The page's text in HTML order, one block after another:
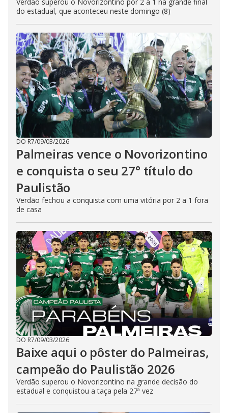
do estadual, que aconteceu neste domingo (8)
DO R7/09/03/2026
Palmeiras vence o Novorizontino
e conquista o seu 27° título do
Paulistão
Verdão fechou a conquista com uma vitória por 2 a 1 fora
de casa
DO R7/09/03/2026
Baixe aqui o pôster do Palmeiras,
campeão do Paulistão 2026
Verdão superou o Novorizontino na grande decisão do
estadual e conquistou a taça pela 27ª vez